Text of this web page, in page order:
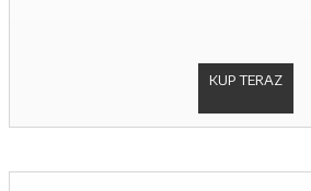
KUP TERAZ